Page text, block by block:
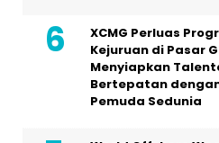
XCMG Perluas
Kejuruan di Pasar
Menyiapkan
Bertepatan
Pemuda Sedunia